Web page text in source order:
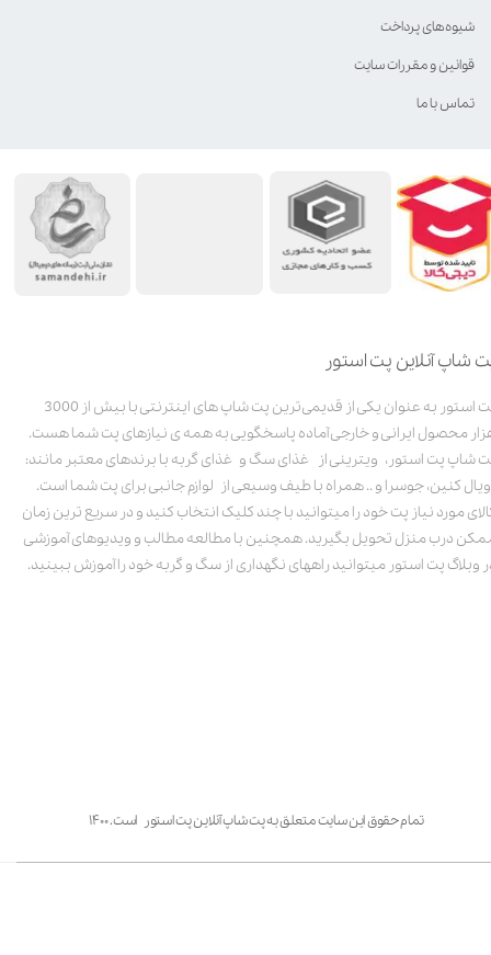
شاپ آنلاین پت استور
پت استور به عنوان یکی از قدیمی‌ترین پت شاپ های اینترنتی با بیش از 3000
محصول ایرانی و خارجی آماده پاسخگویی به همه ی نیازهای پت شما هست.
شاپ پت استور، ویترینی از غذای سگ و غذای گربه با برندهای معتبر مانند:
کنین، جوسرا و .. همراه با طیف وسیعی از لوازم جانبی برای پت شما است.
مورد نیاز پت خود را میتوانید با چند کلیک انتخاب کنید و در سریع ترین زمان
درب منزل تحویل بگیرید. همچنین با مطالعه مطالب و ویدیوهای آموزشی
وبلاگ پت استور میتوانید راههای نگهداری از سگ و گربه خود را آموزش ببینید.
تمام حقوق این سایت متعلق به پت شاپ آنلاین پت استور است. ۱۴۰۰
شیوه‌های پرداخت
قوانین و مقررات سایت
تماس با ما